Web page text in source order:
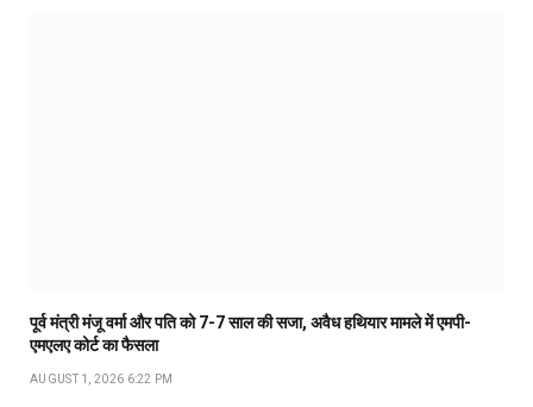
पूर्व मंत्री मंजू वर्मा और पति को 7-7 साल की सजा, अवैध हथियार मामले में एमपी-
एमएलए कोर्ट का फैसला
AUGUST 1, 2026 6:22 PM